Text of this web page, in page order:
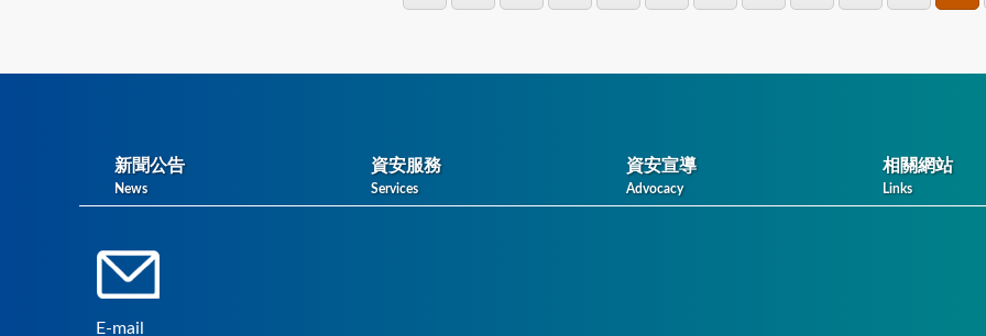
新聞公告
News
資安服務
Services
資安宣導
Advocacy
相關網站
Links
E-mail